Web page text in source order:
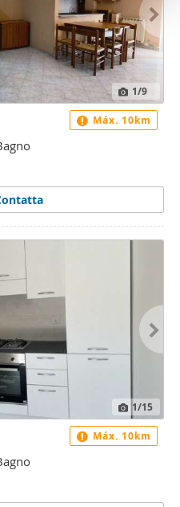
servizi.
1/9
Máx. 10km
1/15
Máx. 10km